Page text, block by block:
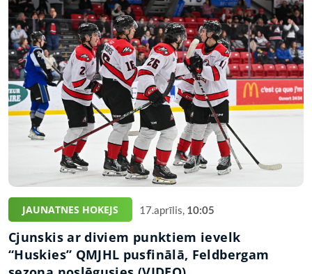
JAUNATNES HOKEJS 17.aprīlis, 10:05
Cjunskis ar diviem punktiem ievelk
“Huskies” QMJHL pusfinālā, Feldbergam